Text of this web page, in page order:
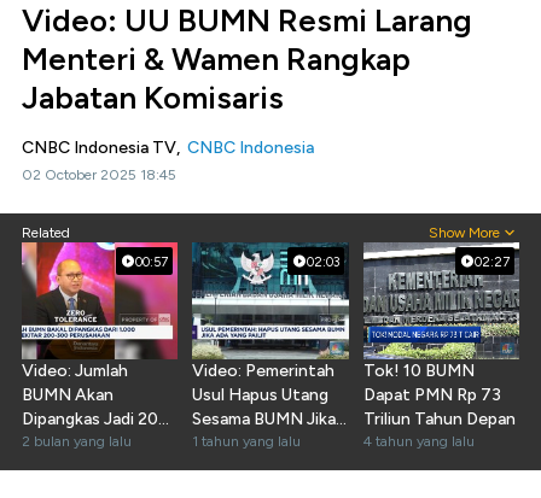
Video: UU BUMN Resmi Larang
Menteri & Wamen Rangkap
Jabatan Komisaris
CNBC Indonesia TV, CNBC Indonesia
02 October 2025 18:45
Related Show More
00:57
Video: Jumlah
BUMN Akan
Dipangkas Jadi 200-
300 Perusahaan
2 bulan yang lalu
02:03
Video: Pemerintah
Usul Hapus Utang
Sesama BUMN Jika
Ada yang Pailit
1 tahun yang lalu
02:27
Tok! 10 BUMN
Dapat PMN Rp 73
Triliun Tahun Depan
4 tahun yang lalu